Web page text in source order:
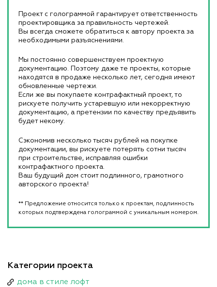
Проект с голограммой гарантирует ответственность
проектировщика за правильность чертежей.
Вы всегда сможете обратиться к автору проекта за
необходимыми разъяснениями.
Мы постоянно совершенствуем проектную
документацию. Поэтому даже те проекты, которые
находятся в продаже несколько лет, сегодня имеют
обновленные чертежи.
Если же вы покупаете контрафактный проект, то
рискуете получить устаревшую или некорректную
документацию, а претензии по качеству предъявить
будет некому.
Сэкономив несколько тысяч рублей на покупке
документации, вы рискуете потерять сотни тысяч
при строительстве, исправляя ошибки
контрафактного проекта.
Ваш будущий дом стоит подлинного, грамотного
авторского проекта!
** Предложение относится только к проектам, подлинность
которых подтверждена голограммой с уникальным номером.
Категории проекта
дома в стиле лофт